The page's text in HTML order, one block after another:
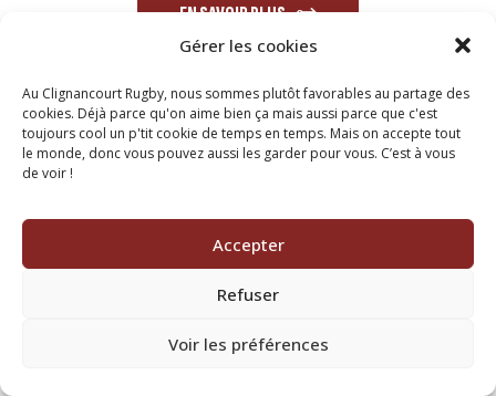
Gérer les cookies
Au Clignancourt Rugby, nous sommes plutôt favorables au partage des
cookies. Déjà parce qu'on aime bien ça mais aussi parce que c'est
toujours cool un p'tit cookie de temps en temps. Mais on accepte tout
le monde, donc vous pouvez aussi les garder pour vous. C’est à vous
de voir !
Accepter
Refuser
Voir les préférences
EN SAVOIR PLUS